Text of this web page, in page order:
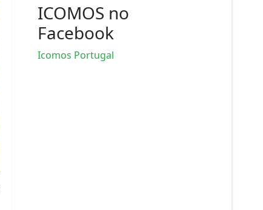
ICOMOS no
Facebook
Icomos Portugal